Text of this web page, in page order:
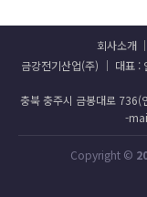
회사소개
금강전기산업(주) │ 대표 :
충북 충주시 금봉대로
-
Copyright ©